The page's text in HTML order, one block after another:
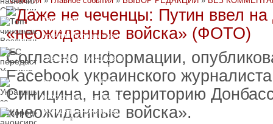
пресечения
Топ-чиновнику
Воздушных сил
вручили подозрение по
делу о растрате более
ЕС передаст Украине
средства от доходов от
замороженных активов
России
Украинцы за рубежом
могут потерять доступ
к госжилью и выплатам
Корецкий анонсировал
ревизию госбюджета
Согласно информации,
Facebook украинского
Синицина, на территорию
«неожиданные войска».